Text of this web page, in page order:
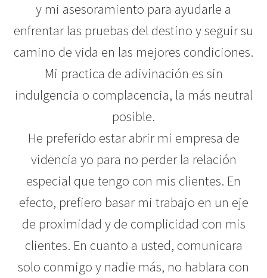
y mi asesoramiento para ayudarle a
enfrentar las pruebas del destino y seguir su
camino de vida en las mejores condiciones.
Mi practica de adivinación es sin
indulgencia o complacencia, la más neutral
posible.
He preferido estar abrir mi empresa de
videncia yo para no perder la relación
especial que tengo con mis clientes. En
efecto, prefiero basar mi trabajo en un eje
de proximidad y de complicidad con mis
clientes. En cuanto a usted, comunicara
solo conmigo y nadie más, no hablara con